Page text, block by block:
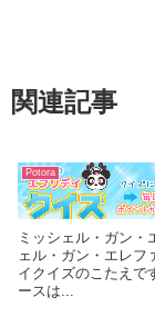
関連記事
Potora
ミッシェル・ガン・
ェル・ガン・エレフ
イクイズのこたえで
ースは...